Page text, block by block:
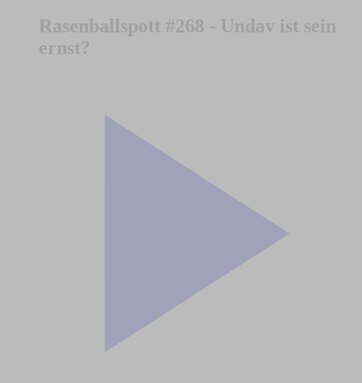
Rasenballspott #268 - Undav ist sein
ernst?